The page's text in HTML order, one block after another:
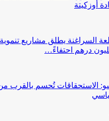
أوزكيتة
السراغنة يطلق مشاريع تنموية
الاستحقاقات تُحسم بالقرب من